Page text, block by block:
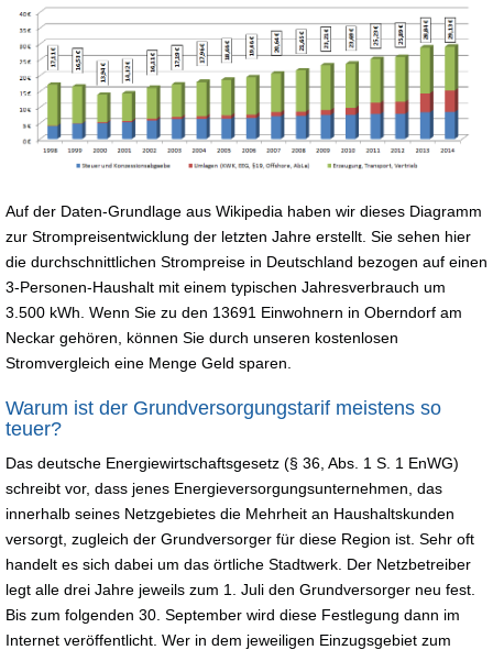
Auf der Daten-Grundlage aus Wikipedia haben wir dieses Diagramm
zur Strompreisentwicklung der letzten Jahre erstellt. Sie sehen hier
die durchschnittlichen Strompreise in Deutschland bezogen auf einen
3-Personen-Haushalt mit einem typischen Jahresverbrauch um
3.500 kWh. Wenn Sie zu den 13691 Einwohnern in Oberndorf am
Neckar gehören, können Sie durch unseren kostenlosen
Stromvergleich eine Menge Geld sparen.
Warum ist der Grundversorgungstarif meistens so
teuer?
Das deutsche Energiewirtschaftsgesetz (§ 36, Abs. 1 S. 1 EnWG)
schreibt vor, dass jenes Energieversorgungsunternehmen, das
innerhalb seines Netzgebietes die Mehrheit an Haushaltskunden
versorgt, zugleich der Grundversorger für diese Region ist. Sehr oft
handelt es sich dabei um das örtliche Stadtwerk. Der Netzbetreiber
legt alle drei Jahre jeweils zum 1. Juli den Grundversorger neu fest.
Bis zum folgenden 30. September wird diese Festlegung dann im
Internet veröffentlicht. Wer in dem jeweiligen Einzugsgebiet zum